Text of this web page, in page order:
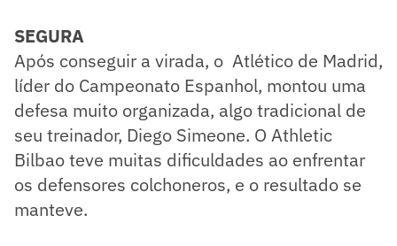
SEGURA
Após conseguir a virada, o Atlético de Madrid,
líder do Campeonato Espanhol, montou uma
defesa muito organizada, algo tradicional de
seu treinador, Diego Simeone. O Athletic
Bilbao teve muitas dificuldades ao enfrentar
os defensores colchoneros, e o resultado se
manteve.